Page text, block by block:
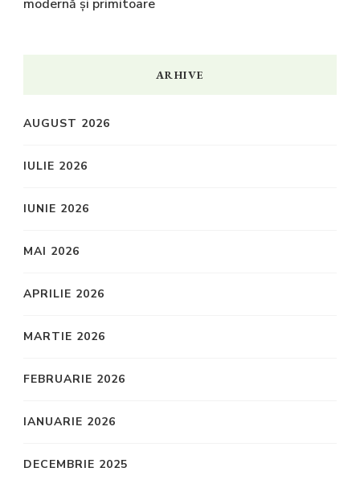
modernă și primitoare
ARHIVE
AUGUST 2026
IULIE 2026
IUNIE 2026
MAI 2026
APRILIE 2026
MARTIE 2026
FEBRUARIE 2026
IANUARIE 2026
DECEMBRIE 2025